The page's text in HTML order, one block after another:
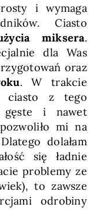
i wymaga
Ciasto
miksera.
dla Was
oraz
. W trakcie
ciasto z tego
gęste i nawet
mi na
dolałam
się ładnie
problemy ze
to zawsze
odrobiny